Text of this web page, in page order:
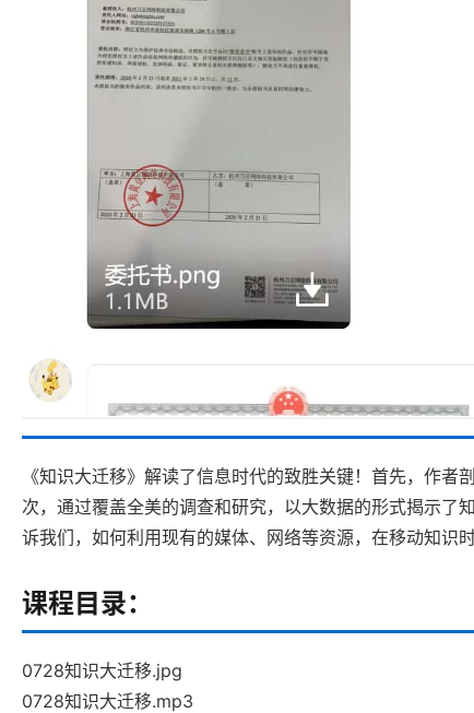
《知识大迁移》解读了信息时代的致胜关键！首先，作
次，通过覆盖全美的调查和研究，以大数据的形式揭示了
诉我们，如何利用现有的媒体、网络等资源，在移动知识
课程目录：
0728知识大迁移.jpg
0728知识大迁移.mp3